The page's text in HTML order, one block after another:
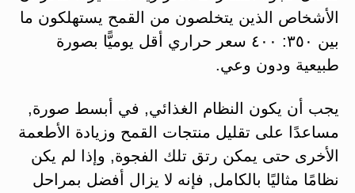
الأشخاص الذين يتخلصون من القمح يستهلكون ما
بين ٣٥٠: ٤٠٠ سعر حراري أقل يوميًّا بصورة
طبيعية ودون وعي.
يجب أن يكون النظام الغذائي, في أبسط صورة,
مساعدًا على تقليل منتجات القمح وزيادة الأطعمة
الأخرى حتى يمكن رتق تلك الفجوة, وإذا لم يكن
نظامًا مثاليًا بالكامل, فإنه لا يزال أفضل بمراحل